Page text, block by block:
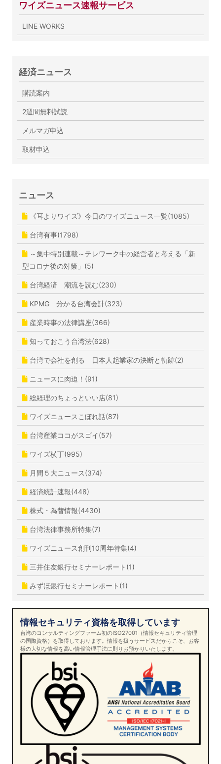
ワイズニュース速報サービス
LINE WORKS
経済ニュース
購読案内
2週間無料試読
メルマガ申込
取材申込
ニュース
《耳よりワイズ》今日のワイズニュース一覧(1085)
台湾有事(1798)
～集中特別連載～テレワーク中の経営者と考える「新
型コロナ後の対策」(5)
台湾経済 潮流を読む(230)
KPMG 分かる台湾会計(323)
産業時事の法律講座(366)
知っておこう台湾法(628)
台湾で会社を創る 日本人起業家の決断と軌跡(2)
ニュースに肉迫！(91)
総経理のちょっといい店(81)
ワイズニュースこぼれ話(87)
台湾産業ココがスゴイ(57)
ワイズ横丁(995)
月間５大ニュース(374)
経済統計速報(448)
株式・為替情報(4430)
台湾法律事務所特集(7)
ワイズニュース創刊10周年特集(4)
三井住友銀行セミナーレポート(1)
みずほ銀行セミナーレポート(1)
情報セキュリティ資格を取得しています
台湾のコンサルティングファーム初のISO27001（情報セキュリティ管理
の国際資格）を取得しております。情報を扱うサービスだからこそ、お客
様の大切な情報を高い情報管理手法に則りお預かりいたします。